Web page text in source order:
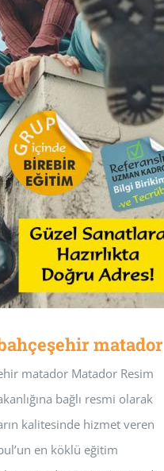
matador
matador Matador Resim
bağlı resmi olarak
kalitesinde hizmet veren
en köklü eğitim